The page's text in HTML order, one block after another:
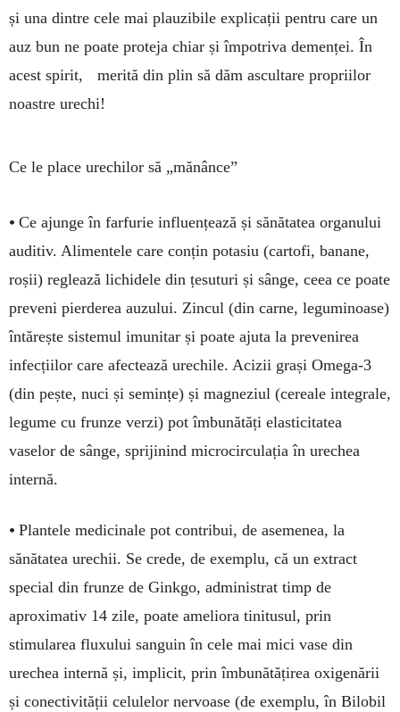
și una dintre cele mai plauzibile explicații pentru care un
auz bun ne poate pro­teja chiar și împotriva demenței. În
acest spirit, me­rită din plin să dăm ascultare propriilor
noas­tre urechi!
Ce le place urechilor să „mănânce”
• Ce ajunge în farfurie influențează și să­nătatea organului
auditiv. Alimentele care conțin potasiu (cartofi, banane,
roșii) reglează lichidele din țesuturi și sânge, ceea ce poate
preveni pierderea auzului. Zincul (din carne, le­guminoase)
întărește sistemul imunitar și poate ajuta la prevenirea
infecțiilor care afec­tează urechile. Acizii grași Omega-3
(din peș­te, nuci și semințe) și magneziul (cereale inte­grale,
legume cu frunze verzi) pot îmbu­nătăți elasticitatea
vaselor de sânge, sprijinind microcirculația în urechea
internă.
• Plantele medicinale pot contribui, de asemenea, la
sănătatea urechii. Se crede, de exem­plu, că un extract
special din frunze de Ginkgo, administrat timp de
aproximativ 14 zile, poate ameliora tinitusul, prin
stimularea fluxului sanguin în cele mai mici vase din
urechea internă și, implicit, prin îm­bu­nătățirea oxigenării
și co­nectivității celulelor nervoase (de exemplu, în Bilobil